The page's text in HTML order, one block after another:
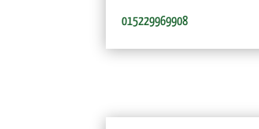
015229969908